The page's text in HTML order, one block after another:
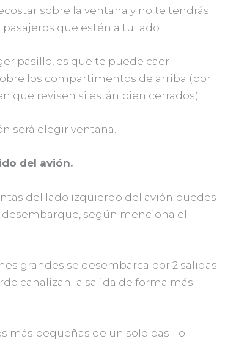
sobre la ventana y no te tendrás
que estén a tu lado.
pasillo, es que te puede caer
los compartimentos de arriba (por
que revisen si están bien cerrados).
será elegir ventana.
del avión.
del lado izquierdo del avión puedes
según menciona el
grandes se desembarca por 2 salidas
canalizan la salida de forma más
más pequeñas de un solo pasillo.